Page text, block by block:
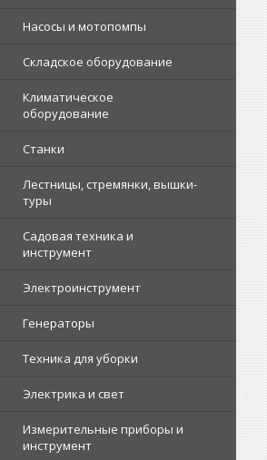
Насосы и мотопомпы
Складское оборудование
Климатическое
оборудование
Станки
Лестницы, стремянки, вышки-
туры
Садовая техника и
инструмент
Электроинструмент
Генераторы
Техника для уборки
Электрика и свет
Измерительные приборы и
инструмент